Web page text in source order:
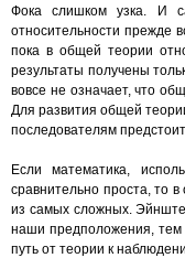
Фока слишком узка. И
относительности прежде
пока в общей теории
результаты получены
вовсе не означает, что
Для развития общей
последователям
Если математика,
сравнительно проста, то
из самых сложных.
наши предположения, тем
путь от теории к